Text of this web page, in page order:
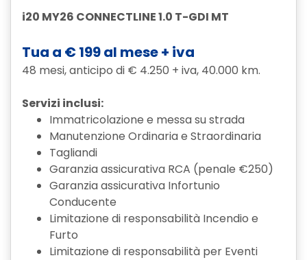
i20 MY26 CONNECTLINE 1.0 T-GDI MT
Tua a € 199 al mese + iva
48 mesi, anticipo di € 4.250 + iva, 40.000 km.
Servizi inclusi:
Immatricolazione e messa su strada
Manutenzione Ordinaria e Straordinaria
Tagliandi
Garanzia assicurativa RCA (penale €250)
Garanzia assicurativa Infortunio
Conducente
Limitazione di responsabilità Incendio e
Furto
Limitazione di responsabilità per Eventi